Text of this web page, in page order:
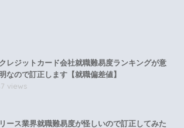
レジットカード会社就職難易度ランキングが意
なので訂正します【就職偏差値】
views
ース業界就職難易度が怪しいので訂正してみた